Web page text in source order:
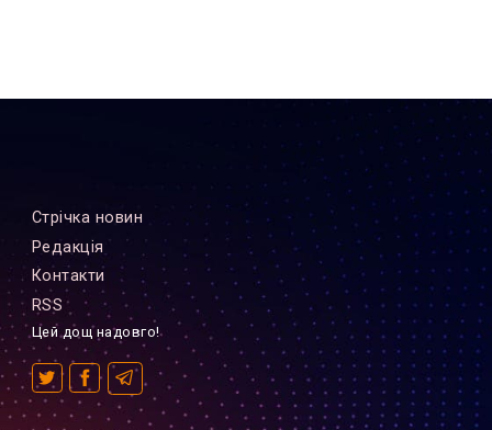
Стрiчка новин
Редакцiя
Контакти
RSS
Цей дощ надовго!